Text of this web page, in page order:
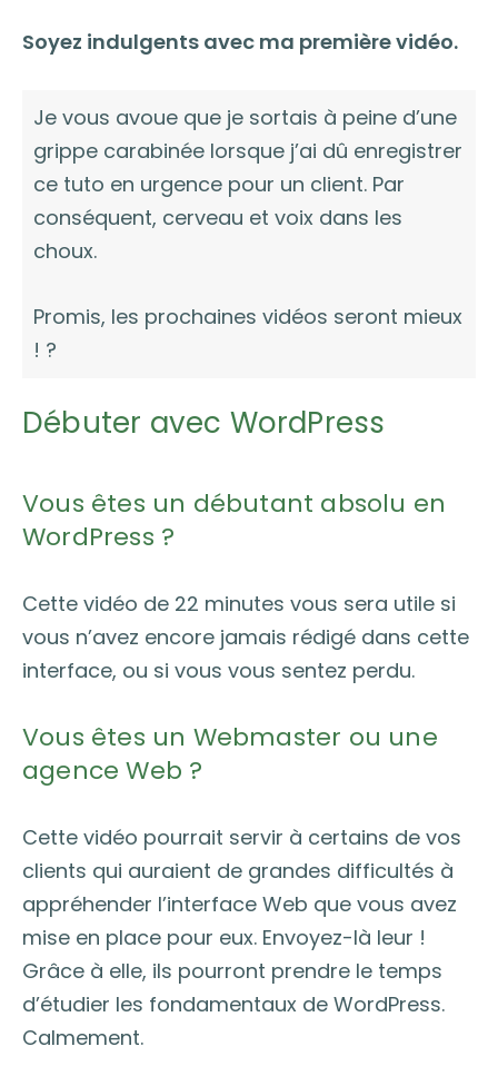
Soyez indulgents avec ma première vidéo.
Je vous avoue que je sortais à peine d’une
grippe carabinée lorsque j’ai dû enregistrer
ce tuto en urgence pour un client. Par
conséquent, cerveau et voix dans les
choux.
Promis, les prochaines vidéos seront mieux
! ?
Débuter avec WordPress
Vous êtes un débutant absolu en
WordPress ?
Cette vidéo de 22 minutes vous sera utile si
vous n’avez encore jamais rédigé dans cette
interface, ou si vous vous sentez perdu.
Vous êtes un Webmaster ou une
agence Web ?
Cette vidéo pourrait servir à certains de vos
clients qui auraient de grandes difficultés à
appréhender l’interface Web que vous avez
mise en place pour eux. Envoyez-là leur !
Grâce à elle, ils pourront prendre le temps
d’étudier les fondamentaux de WordPress.
Calmement.